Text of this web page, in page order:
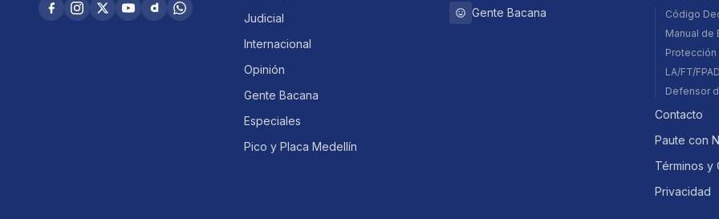
Judicial
Internacional
Opinión
Gente Bacana
Especiales
Pico y Placa Medellín
Gente Bacana
Código
Manual de
Protección
LA/FT/
Defensor
Contacto
Paute con
Términos y
Privacidad